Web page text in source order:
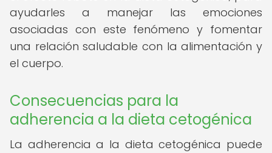
ayudarles a manejar las emociones
asociadas con este fenómeno y fomentar
una relación saludable con la alimentación y
el cuerpo.
Consecuencias para la
adherencia a la dieta cetogénica
La adherencia a la dieta cetogénica puede